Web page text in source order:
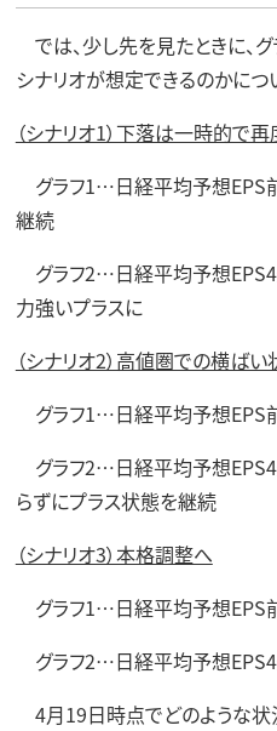
では、少し先を見たときに、グ
シナリオが想定できるのかにつ
（シナリオ1）下落は一時的で
グラフ1…日経平均予想EPS
継続
グラフ2…日経平均予想
力強いプラスに
（シナリオ2）高値圏での横ば
グラフ1…日経平均予想EPS
グラフ2…日経平均予想
らずにプラス状態を継続
（シナリオ3）本格調整へ
グラフ1…日経平均予想EPS
グラフ2…日経平均予想
4月19日時点でどのような状